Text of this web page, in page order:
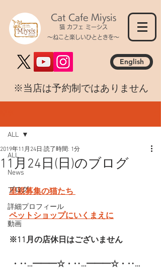
Cat Cafe Miysis
猫 カフェ ミーシス
～ねこと楽しいひとときを～
English
​※当店は予約制ではありません
ALL
News
ブログ
詳細プロフィール
動画
ALL
11月24日(日)のブログ
2019年11月24日 読了時間: 1分
里親募集の猫たち
ペットショップにいくまえに
※11月の店休日はございません
・‥…━━━☆・‥…━━━☆・‥…